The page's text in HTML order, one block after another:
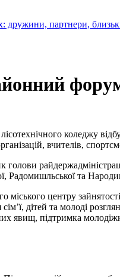
дружини, партнери,
коледжу
вчителів,
голови
Радомишльської та
міського центру
сім’ї, дітей та молоді
явищ, підтримка